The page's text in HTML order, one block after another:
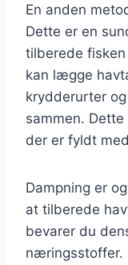
En anden
Dette er en
tilberede
kan lægge
krydderurter
sammen.
der er fyldt
Dampning er
at tilberede
bevarer du
næringsstoffer.